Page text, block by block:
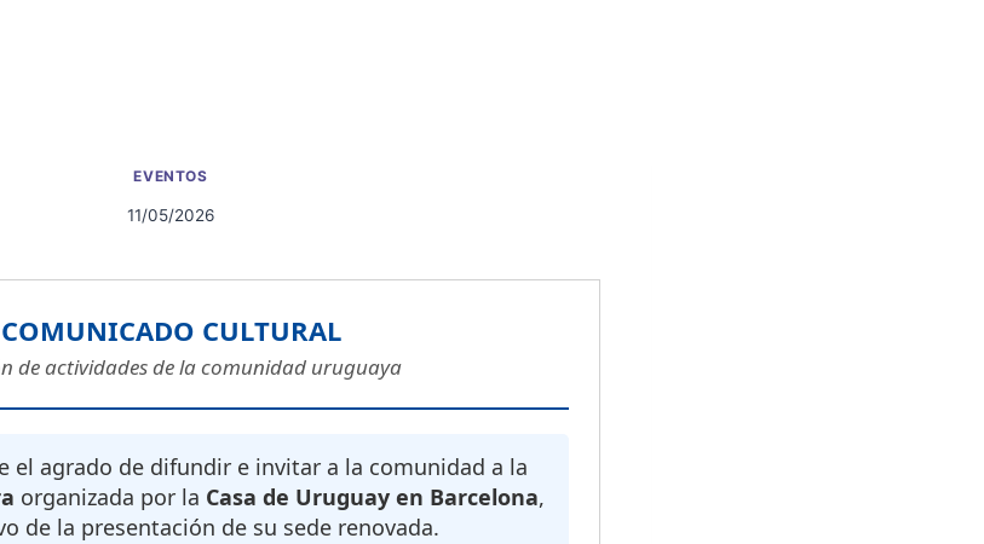
EVENTOS
11/05/2026
COMUNICADO CULTURAL
de actividades de la comunidad uruguaya
el agrado de difundir e invitar a la comunidad a la
organizada por la Casa de Uruguay en Barcelona,
de la presentación de su sede renovada.